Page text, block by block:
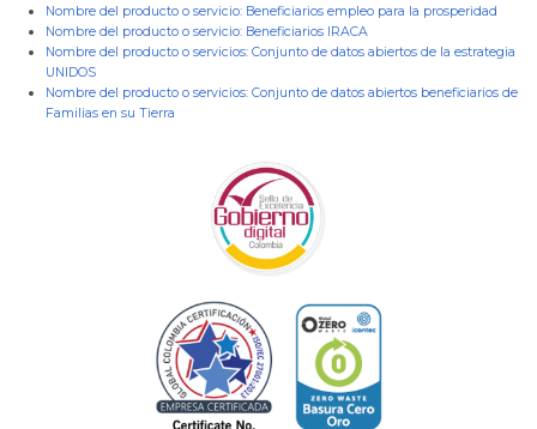
Nombre del producto o servicio: Beneficiarios empleo para la prosperidad
Nombre del producto o servicio: Beneficiarios IRACA
Nombre del producto o servicios: Conjunto de datos abiertos de la estrategia
UNIDOS
Nombre del producto o servicios: Conjunto de datos abiertos beneficiarios de
Familias en su Tierra